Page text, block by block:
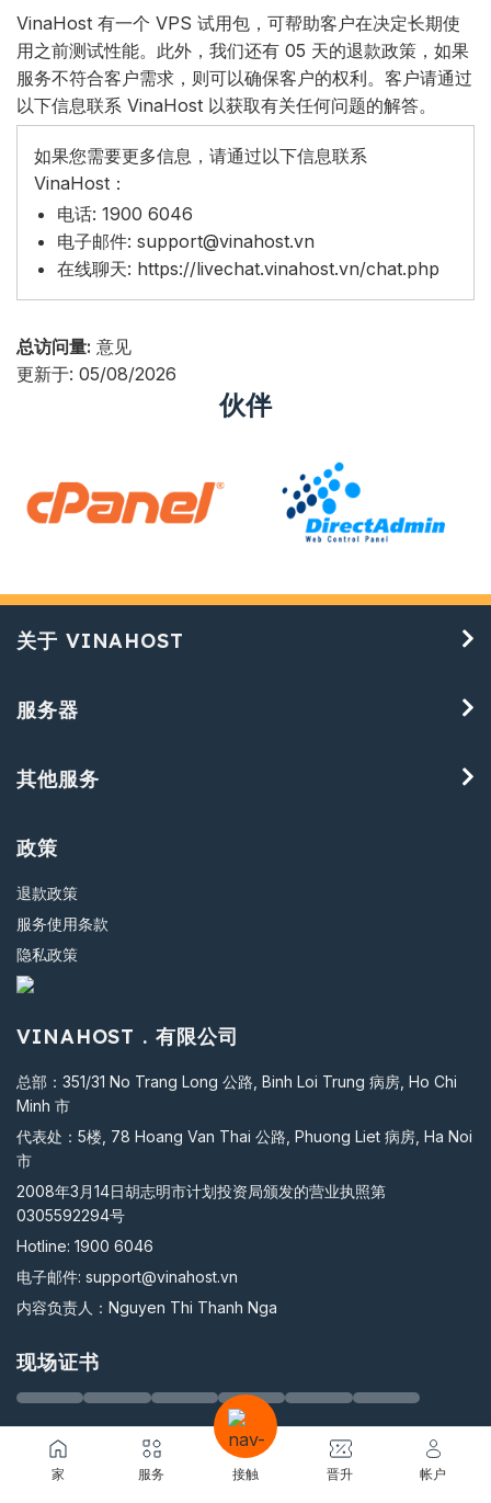
VinaHost 有一个 VPS 试用包，可帮助客户在决定长期使
用之前测试性能。此外，我们还有 05 天的退款政策，如果
服务不符合客户需求，则可以确保客户的权利。客户请通过
以下信息联系 VinaHost 以获取有关任何问题的解答。
如果您需要更多信息，请通过以下信息联系
VinaHost：
电话: 1900 6046
电子邮件: support@vinahost.vn
在线聊天: https://livechat.vinahost.vn/chat.php
总访问量: 意见
更新于: 05/08/2026
伙伴
关于 VINAHOST
服务器
其他服务
政策
退款政策
服务使用条款
隐私政策
VINAHOST . 有限公司
总部：351/31 No Trang Long 公路, Binh Loi Trung 病房, Ho Chi
Minh 市
代表处：5楼, 78 Hoang Van Thai 公路, Phuong Liet 病房, Ha Noi
市
2008年3月14日胡志明市计划投资局颁发的营业执照第
0305592294号
Hotline: 1900 6046
电子邮件: support@vinahost.vn
内容负责人：Nguyen Thi Thanh Nga
现场证书
支付支持
家 服务 接触 晋升 帐户